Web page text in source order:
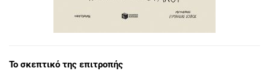
Το σκεπτικό της επιτροπής